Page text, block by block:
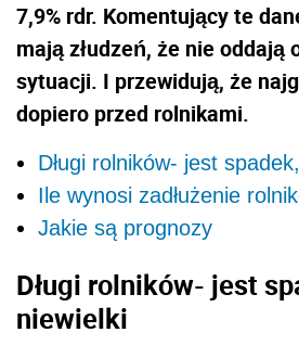
7,9% rdr. Komentujący te
mają złudzeń, że nie oddają
sytuacji. I przewidują, że
dopiero przed rolnikami.
Długi rolników- jest
Ile wynosi zadłużenie
Jakie są prognozy
Długi rolników- jest
niewielki